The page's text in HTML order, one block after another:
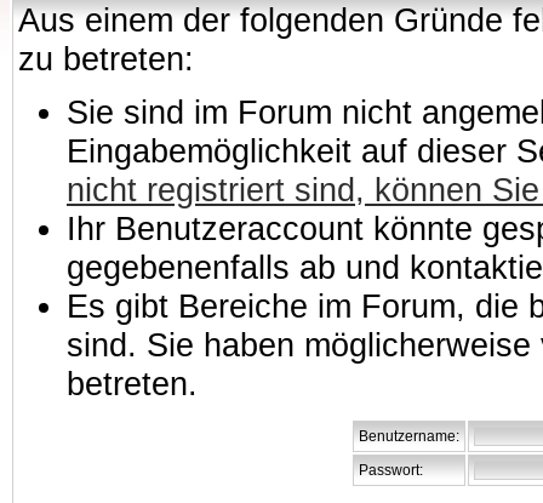
Aus einem der folgenden Gründe
zu betreten:
Sie sind im Forum nicht
Eingabemöglichkeit auf dieser
nicht registriert sind, können
Ihr Benutzeraccount könnte
gegebenenfalls ab und
Es gibt Bereiche im Forum, die
sind. Sie haben
betreten.
Benutzername:
Passwort: